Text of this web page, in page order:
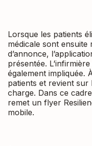
Lorsque les patients
médicale sont
d’annonce,
présentée.
également impliquée.
patients et revient
charge. Dans ce
remet un flyer
mobile.